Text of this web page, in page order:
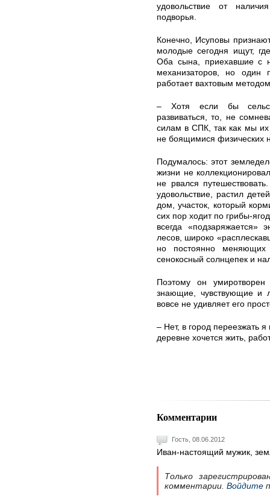
удовольствие от
подворья.
Конечно, Исуповы
молодые сегодня ищут,
Оба сына, приехавшие с
механизаторов, но один
работает вахтовым
– Хотя если бы
развиваться, то, не
силам в СПК, так как мы их
не боящимися физических
Подумалось: этот
жизни не
не рвался
удовольствие, растил
дом, участок, который
сих пор ходит по грибы-
всегда «подзаряжается»
лесов, широко
но постоянно
сенокосный солнцепек и
Поэтому он
знающие, чувствующие и
вовсе не удивляет его
– Нет, в город переезжать
деревне хочется жить,
Комментарии
Гость, 08.06.2012
Иван-настоящий мужик,
Только
комментарии. Войдите